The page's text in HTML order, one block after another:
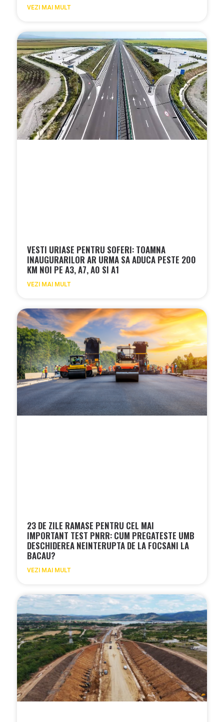
VEZI MAI MULT
VESTI URIASE PENTRU SOFERI: TOAMNA
INAUGURARILOR AR URMA SA ADUCA PESTE 200
KM NOI PE A3, A7, A0 SI A1
VEZI MAI MULT
23 DE ZILE RAMASE PENTRU CEL MAI
IMPORTANT TEST PNRR: CUM PREGATESTE UMB
DESCHIDEREA NEINTERUPTA DE LA FOCSANI LA
BACAU?
VEZI MAI MULT